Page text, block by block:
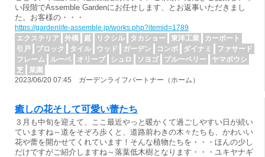
い段階でAssemble Gardenにお任せします、とお返事いただきまし
た。お客様の・・・
https://gardenlife-assemble.jp/works.php?itemid=1789
エクステリア
外構 庭 リクシル タカショー 東洋工業
カーポート
引戸
ブロック タイル ウッド ガーデン コンボ ダイナミ
ファサード
フレーム
ルーベ オリーブ シュロ ソヨゴ ブルーベリー
ヤマボウシ
芝
菜園
2023/06/20 07:45 ガーデンライフパートナー（ホーム）
癒しの花そして可愛い蕾たち
３月も中旬を迎えて、ここ最近やっと暖かくて過ごしやすい日が続い
ていますね～道をそぞろ歩くと、道路前わきの木々たちも、かわいい
花や蕾を開かせてくれています！そんな植物たちを・・・ほんの少し
だけですがご紹介しますね～落葉低木樹となります・・・ユキヤナギ